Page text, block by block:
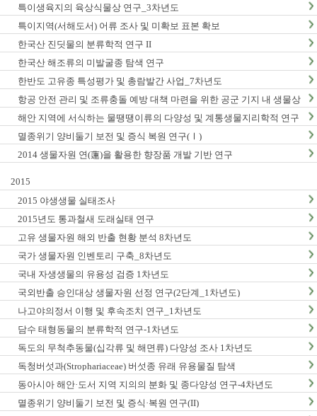
특이생육지의 육상식물상 연구_3차년도
특이지역(서해도서) 어류 조사 및 미확보 표본 확보
한국산 진딧물의 분류학적 연구 II
한국산 해조류의 미발굴종 탐색 연구
한반도 고유종 특성평가 및 총람발간 사업_7차년도
항공 안전 관리 및 조류충돌 예방 대책 마련을 위한 공군 기지 내 생물상
조사_1차년도
해안 지역에 서식하는 물땡땡이류의 다양성 및 계통생물지리학적 연구
_1차년도
멸종위기 양비둘기 보전 및 증식 복원 연구(Ⅰ)
2014 생물자원 연(蓮)을 활용한 향장품 개발 기반 연구
2015
2015 야생생물 실태조사
2015년도 통과철새 도래실태 연구
고유 생물자원 해외 반출 현황 분석 8차년도
국가 생물자원 인벤토리 구축_8차년도
국내 자생생물의 유용성 검증 1차년도
국외반출 승인대상 생물자원 선정 연구(2단계_1차년도)
나고야의정서 이행 및 후속조치 연구_1차년도
담수 태형동물의 분류학적 연구-1차년도
독도의 무척추동물(십각류 및 해면류) 다양성 조사 1차년도
독청버섯과(Strophariaceae) 버섯종 유래 유용물질 탐색
동아시아 해안·도서 지역 지의의 분화 및 종다양성 연구-4차년도
멸종위기 양비둘기 보전 및 증식·복원 연구(II)